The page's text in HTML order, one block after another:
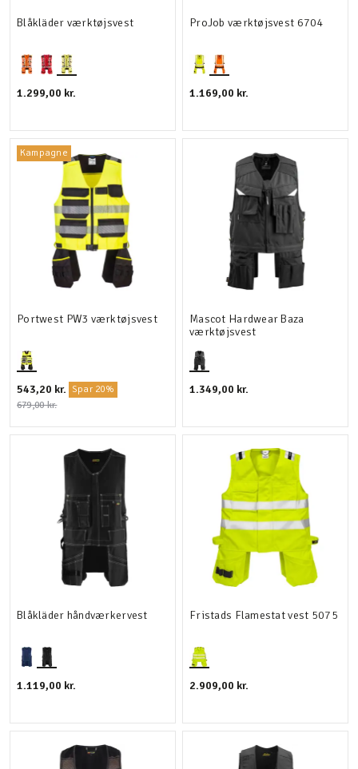
Blåkläder værktøjsvest
1.299,00 kr.
ProJob værktøjsvest 6704
1.169,00 kr.
Kampagne
Portwest PW3 værktøjsvest
543,20 kr. Spar 20%
679,00 kr.
Mascot Hardwear Baza
værktøjsvest
1.349,00 kr.
Blåkläder håndværkervest
1.119,00 kr.
Fristads Flamestat vest 5075
2.909,00 kr.